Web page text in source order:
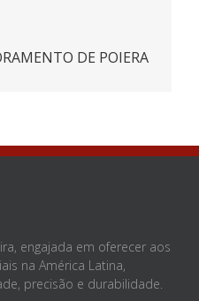
DE POIERA
engajada em oferecer aos
na América Latina,
precisão e durabilidade.